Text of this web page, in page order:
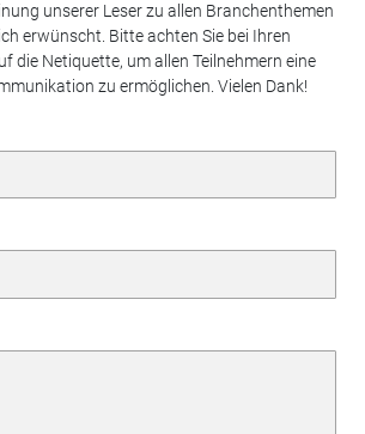
unserer Leser zu allen Branchenthemen
erwünscht. Bitte achten Sie bei Ihren
die Netiquette, um allen Teilnehmern eine
zu ermöglichen. Vielen Dank!